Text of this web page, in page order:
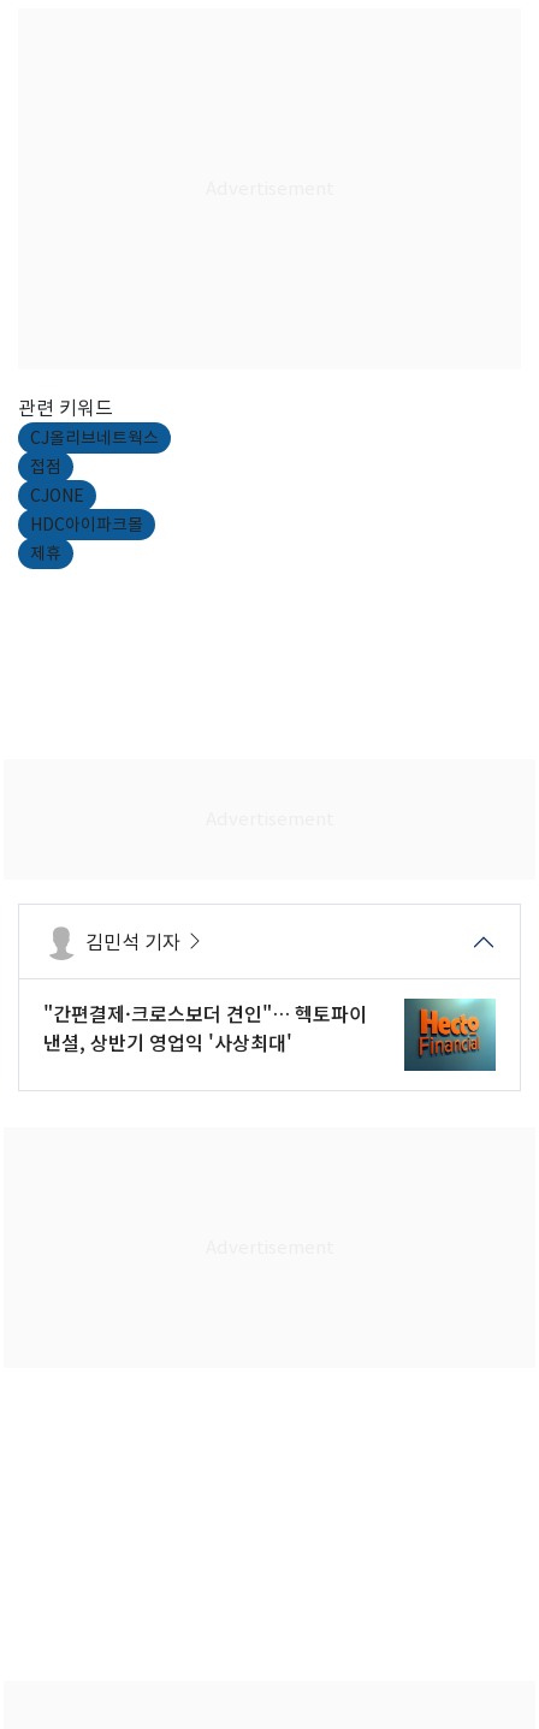
관련 키워드
CJ올리브네트웍스
접점
CJONE
HDC아이파크몰
제휴
김민석 기자
"간편결제·크로스보더 견인"… 헥토파이
낸셜, 상반기 영업익 '사상최대'